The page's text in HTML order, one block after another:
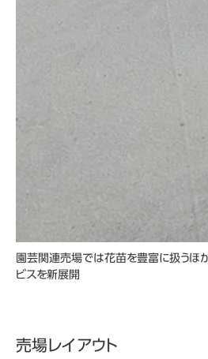
園芸関連売場では花苗を豊富に扱うほ
ビスを新展開
売場レイアウト